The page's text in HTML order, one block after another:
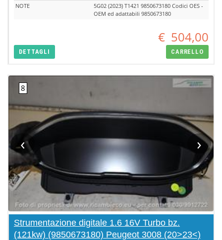
NOTE
5G02 (2023) T1421 9850673180 Codici OES -
OEM ed adattabili 9850673180
€ 504,00
DETTAGLI CARRELLO
‹ ›
Strumentazione digitale 1.6 16V Turbo bz.
(121kw) (9850673180) Peugeot 3008 (20>23<)